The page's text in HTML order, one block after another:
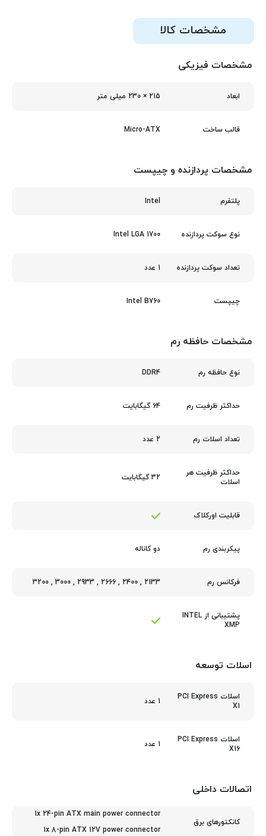
مشخصات کالا
مشخصات فیزیکی
ابعاد 215 × 230 میلی‌ متر
قالب ساخت Micro-ATX
مشخصات پردازنده و چیپست
پلتفرم Intel
نوع سوکت پردازنده Intel LGA 1700
تعداد سوکت پردازنده 1 عدد
چیپست Intel B760
مشخصات حافظه رم
نوع حافظه رم DDR4
حداکثر ظرفیت رم 64 گیگابایت
تعداد اسلات رم 2 عدد
حداکثر ظرفیت هر
اسلات
32 گیگابایت
قابلیت اورکلاک
پیکربندی رم دو کاناله
فرکانس رم 2133
,
2400
,
2666
,
2933
,
3000
,
3200
پشتیبانی از INTEL
XMP
اسلات توسعه
اسلات PCI Express
X1
1 عدد
اسلات PCI Express
X16
1 عدد
اتصالات داخلی
کانکتورهای برق
1x 24-pin ATX main power connector
1x 8-pin ATX 12V power connector